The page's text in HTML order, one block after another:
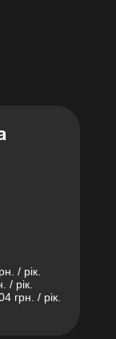
/ рік.
рік.
грн. / рік.